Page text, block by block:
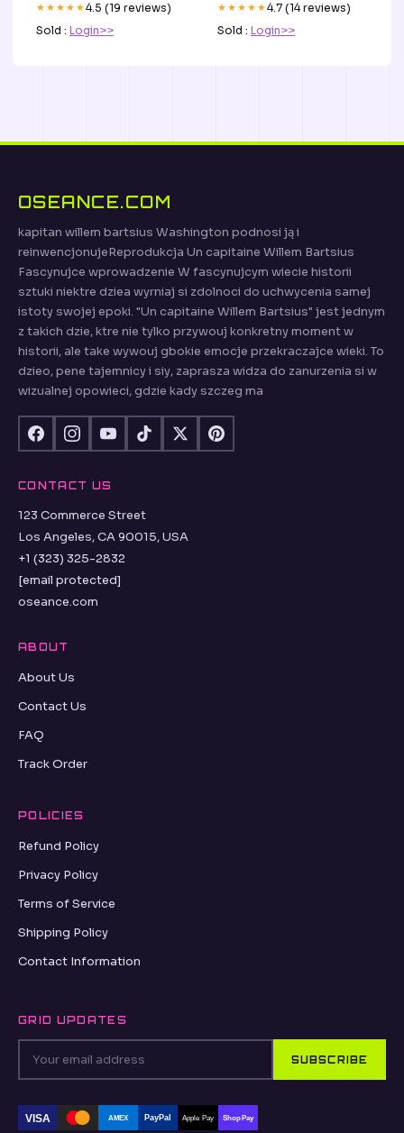
★★★★★4.5 (19 reviews)
Sold : Login>>
★★★★★4.7 (14 reviews)
Sold : Login>>
OSEANCE.COM
kapitan willem bartsius Washington podnosi ją i
reinwencjonujeReprodukcja Un capitaine Willem Bartsius
Fascynujce wprowadzenie W fascynujcym wiecie historii
sztuki niektre dziea wyrniaj si zdolnoci do uchwycenia samej
istoty swojej epoki. "Un capitaine Willem Bartsius" jest jednym
z takich dzie, ktre nie tylko przywouj konkretny moment w
historii, ale take wywouj gbokie emocje przekraczajce wieki. To
dzieo, pene tajemnicy i siy, zaprasza widza do zanurzenia si w
wizualnej opowieci, gdzie kady szczeg ma
CONTACT US
123 Commerce Street
Los Angeles, CA 90015, USA
+1 (323) 325-2832
[email protected]
oseance.com
ABOUT
About Us
Contact Us
FAQ
Track Order
POLICIES
Refund Policy
Privacy Policy
Terms of Service
Shipping Policy
Contact Information
GRID UPDATES
SUBSCRIBE
VISA AMEX PayPal Apple Pay Shop Pay